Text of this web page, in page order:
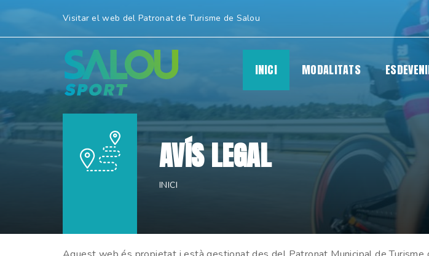
Visitar el web del Patronat de Turisme de Salou
INICI MODALITATS
AVÍS LEGAL
INICI